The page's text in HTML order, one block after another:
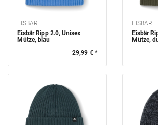
EISBÄR
Eisbär Ripp 2.0, Unisex
Mütze, blau
29,99 € *
EISBÄR
Eisbär
Mütze,